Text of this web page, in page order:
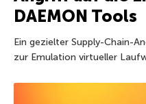
DAEMON Tools
Ein gezielter Supply-Chain-
zur Emulation virtueller